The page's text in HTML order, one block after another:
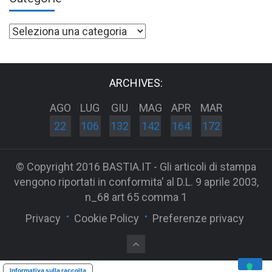
Categorie
ARCHIVES:
AGO
22
LUG
106
GIU
132
MAG
142
APR
164
MAR
172
© Copyright 2016 BASTIA.IT - Gli articoli di stampa
vengono riportati in conformita' al D.L. 9 aprile 2003,
n_68 art 65 comma 1
Privacy
Cookie Policy Preferenze privacy
Informativa sulla raccolta